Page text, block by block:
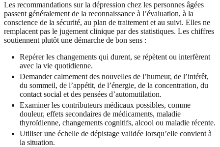
Les recommandations sur la dépression chez les personnes âgées
passent généralement de la reconnaissance à l’évaluation, à la
conscience de la sécurité, au plan de traitement et au suivi. Elles ne
remplacent pas le jugement clinique par des statistiques. Les chiffres
soutiennent plutôt une démarche de bon sens :
Repérer les changements qui durent, se répètent ou interfèrent
avec la vie quotidienne.
Demander calmement des nouvelles de l’humeur, de l’intérêt,
du sommeil, de l’appétit, de l’énergie, de la concentration, du
contact social et des pensées d’automutilation.
Examiner les contributeurs médicaux possibles, comme
douleur, effets secondaires de médicaments, maladie
thyroïdienne, changements cognitifs, alcool ou maladie récente.
Utiliser une échelle de dépistage validée lorsqu’elle convient à
la situation.